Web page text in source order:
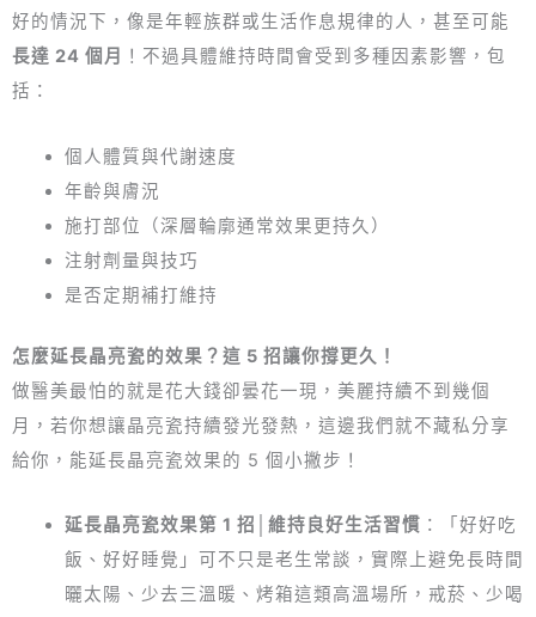
好的情況下，像是年輕族群或生活作息規律的人，甚至可能
長達 24 個月
！不過具體維持時間會受到多種因素影響，包
括：
個人體質與代謝速度
年齡與膚況
施打部位（深層輪廓通常效果更持久）
注射劑量與技巧
是否定期補打維持
怎麼延長晶亮瓷的效果？這 5 招讓你撐更久！
做醫美最怕的就是花大錢卻曇花一現，美麗持續不到幾個
月，若你想讓晶亮瓷持續發光發熱，這邊我們就不藏私分享
給你，能延長晶亮瓷效果的 5 個小撇步！
延長晶亮瓷效果第 1 招│維持良好生活習慣 ：「好好吃
飯、好好睡覺」可不只是老生常談，實際上避免長時間
曬太陽、少去三溫暖、烤箱這類高溫場所，戒菸、少喝